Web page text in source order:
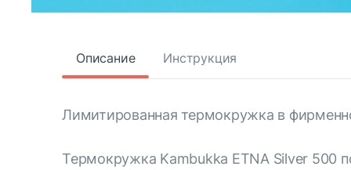
Описание Инструкция
Лимитированная термокружка в
Термокружка Kambukka ETNA Silver 500